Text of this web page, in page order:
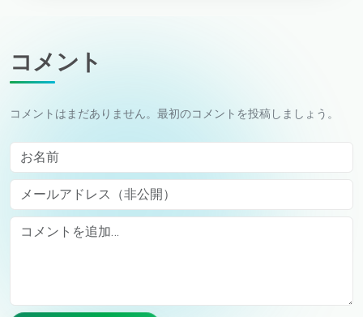
コメント
コメントはまだありません。最初のコメントを投稿しましょう。
お名前
メールアドレス（非公開）
Comment